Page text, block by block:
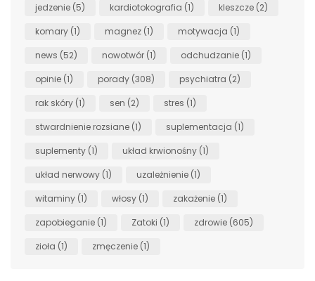
jedzenie (5) kardiotokografia (1) kleszcze (2)
komary (1) magnez (1) motywacja (1)
news (52) nowotwór (1) odchudzanie (1)
opinie (1) porady (308) psychiatra (2)
rak skóry (1) sen (2) stres (1)
stwardnienie rozsiane (1) suplementacja (1)
suplementy (1) układ krwionośny (1)
układ nerwowy (1) uzależnienie (1)
witaminy (1) włosy (1) zakażenie (1)
zapobieganie (1) Zatoki (1) zdrowie (605)
zioła (1) zmęczenie (1)